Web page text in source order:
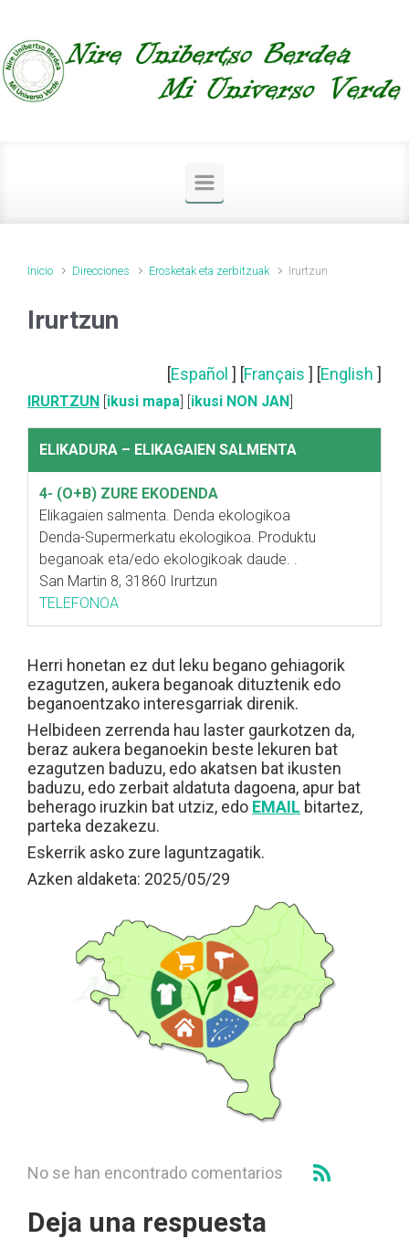
Inicio Direcciones Erosketak eta zerbitzuak Irurtzun
Irurtzun
[Español ] [Français ] [English ]
IRURTZUN [ikusi mapa] [ikusi NON JAN]
ELIKADURA – ELIKAGAIEN SALMENTA
4- (O+B) ZURE EKODENDA
Elikagaien salmenta. Denda ekologikoa
Denda-Supermerkatu ekologikoa. Produktu
beganoak eta/edo ekologikoak daude. .
San Martin 8, 31860 Irurtzun
TELEFONOA
Herri honetan ez dut leku begano gehiagorik
ezagutzen, aukera beganoak dituztenik edo
beganoentzako interesgarriak direnik.
Helbideen zerrenda hau laster gaurkotzen da,
beraz aukera beganoekin beste lekuren bat
ezagutzen baduzu, edo akatsen bat ikusten
baduzu, edo zerbait aldatuta dagoena, apur bat
beherago iruzkin bat utziz, edo EMAIL bitartez,
parteka dezakezu.
Eskerrik asko zure laguntzagatik.
Azken aldaketa: 2025/05/29
No se han encontrado comentarios
Deja una respuesta